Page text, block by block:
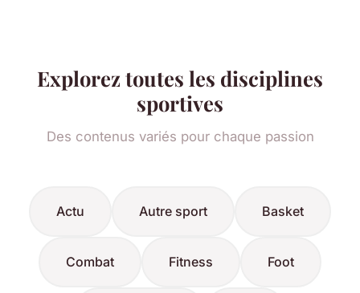
Explorez toutes les disciplines
sportives
Des contenus variés pour chaque passion
Actu Autre sport Basket
Combat Fitness Foot